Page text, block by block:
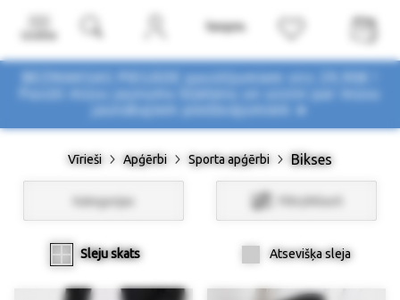
BEZMAKSAS PIEGĀDE pasūtījumiem virs 29,90€ !
Pasūti mūsu jaunumu biļetenu un uzzini par mūsu
Vīrieši Apģērbi Sporta apģērbi Bikses
Kategorijas Filtri/Atlasīt
Sleju skats Atsevišķa sleja